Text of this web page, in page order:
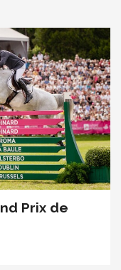
Prix de